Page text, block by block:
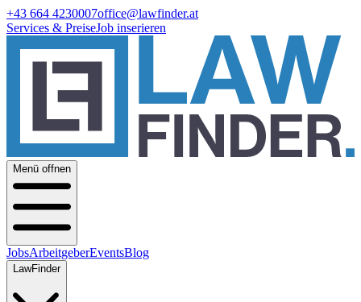
+43 664 4230007office@lawfinder.at
Services & PreiseJob inserieren
Menü offnen
JobsArbeitgeberEventsBlog
LawFinder